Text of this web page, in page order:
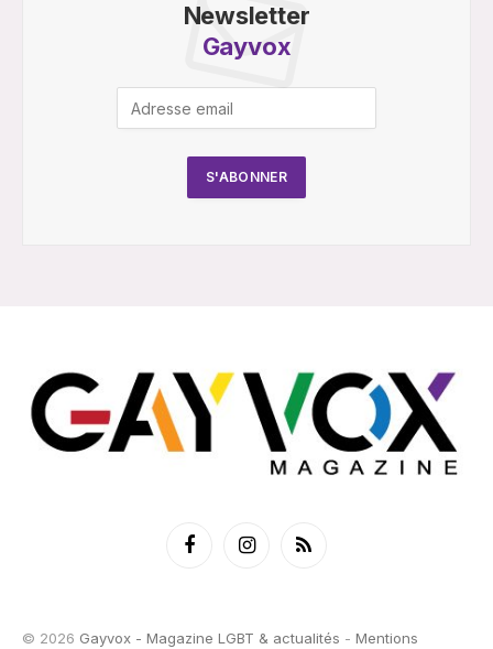
Newsletter
Gayvox
FacebookInstagramRSS
© 2026 Gayvox - Magazine LGBT & actualités - Mentions